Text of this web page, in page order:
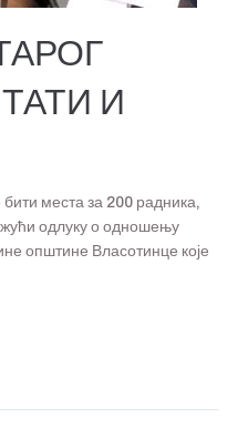
И
места за 200 радника,
одлуку о одношењу
општине Власотинце које